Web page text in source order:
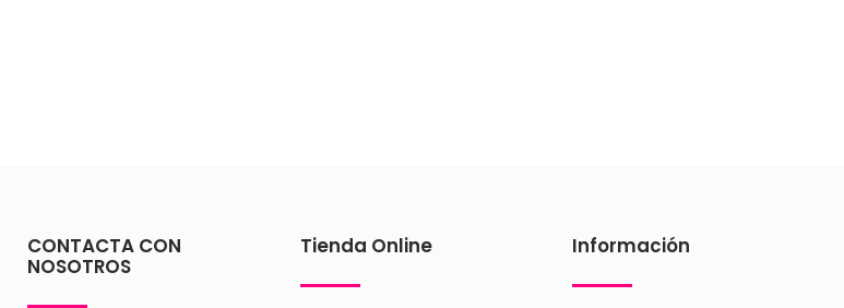
CONTACTA CON
NOSOTROS
Tienda Online Información